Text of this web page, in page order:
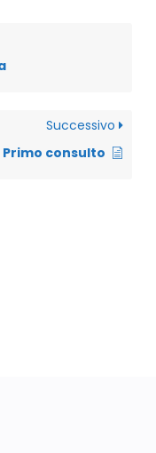
Successivo
Primo consulto